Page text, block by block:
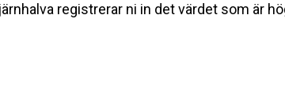
registrerar ni in det värdet som är